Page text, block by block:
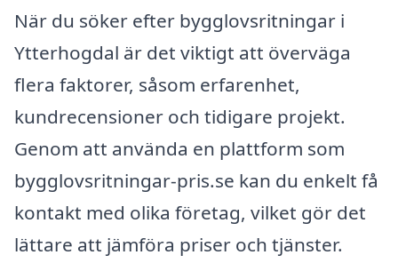
När du söker efter bygglovsritningar i
Ytterhogdal är det viktigt att överväga
flera faktorer, såsom erfarenhet,
kundrecensioner och tidigare projekt.
Genom att använda en plattform som
bygglovsritningar-pris.se kan du enkelt få
kontakt med olika företag, vilket gör det
lättare att jämföra priser och tjänster.